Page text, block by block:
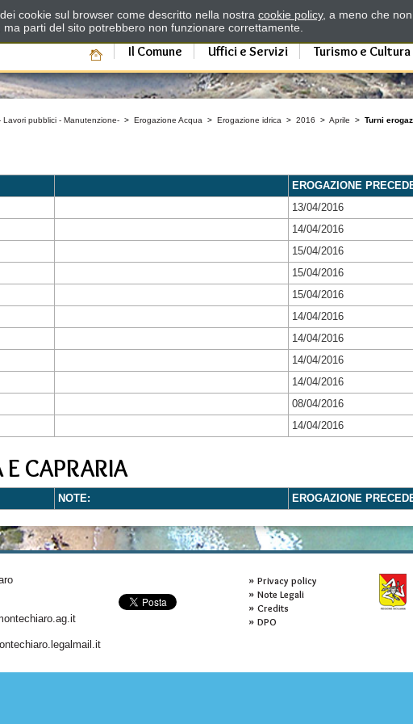
Il Comune Uffici e Servizi Turismo e Cultura
Lavori pubblici - Manutenzione- > Erogazione Acqua > Erogazione idrica > 2016 > Aprile > Turni
EROGAZIONE
13/04/2016
14/04/2016
15/04/2016
15/04/2016
15/04/2016
14/04/2016
14/04/2016
14/04/2016
14/04/2016
08/04/2016
14/04/2016
CAPRARIA
NOTE: EROGAZIONE
Privacy policy
Note Legali
Credits
DPO
cookie sul browser come descritto nella nostra cookie policy, a meno che
parti del sito potrebbero non funzionare correttamente.